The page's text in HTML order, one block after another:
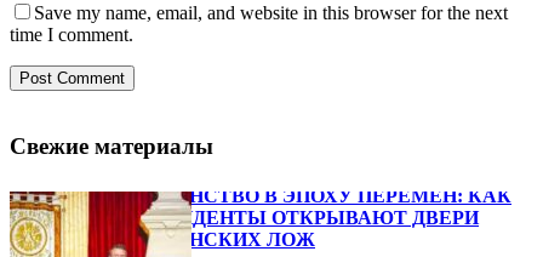
Save my name, email, and website in this browser for the next
time I comment.
Свежие материалы
МАСОНСТВО В ЭПОХУ ПЕРЕМЕН: КАК
ПРЕЗИДЕНТЫ ОТКРЫВАЮТ ДВЕРИ
МАСОНСКИХ ЛОЖ